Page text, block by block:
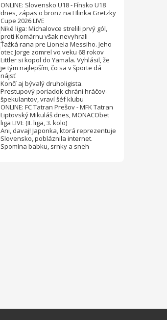
ONLINE: Slovensko U18 - Fínsko U18
dnes, zápas o bronz na Hlinka Gretzky
Cupe 2026 LIVE
Niké liga: Michalovce strelili prvý gól,
proti Komárnu však nevyhrali
Ťažká rana pre Lionela Messiho. Jeho
otec Jorge zomrel vo veku 68 rokov
Littler si kopol do Yamala. Vyhlásil, že
je tým najlepším, čo sa v športe dá
nájsť
Končí aj bývalý druholigista.
Prestupový poriadok chráni hráčov-
špekulantov, vraví šéf klubu
ONLINE: FC Tatran Prešov - MFK Tatran
Liptovský Mikuláš dnes, MONACObet
liga LIVE (II. liga, 3. kolo)
Ani, davaj! Japonka, ktorá reprezentuje
Slovensko, pobláznila internet.
Spomína babku, srnky a sneh